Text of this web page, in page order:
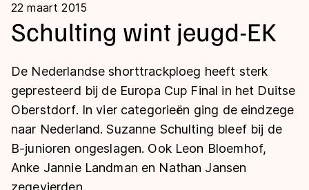
Kalender
Marathon
Langebaan
Inlineskaten
Uitslagen
Langebaan
Shorttrack
Marathon
Tijden & historie
Ranglijsten Langebaan
22 maart 2015
Schulting wint jeugd-EK
De Nederlandse shorttrackploeg heeft sterk
gepresteerd bij de Europa Cup Final in het Duitse
Oberstdorf. In vier categorieën ging de eindzege
naar Nederland. Suzanne Schulting bleef bij de
B-junioren ongeslagen. Ook Leon Bloemhof,
Anke Jannie Landman en Nathan Jansen
zegevierden.